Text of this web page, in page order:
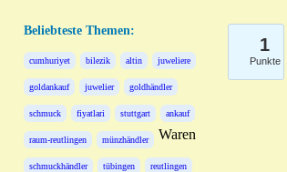
Beliebteste Themen:
cumhuriyet bilezik altin juweliere
goldankauf juwelier goldhändler
schmuck fiyatlari stuttgart ankauf
raum-reutlingen münzhändler
schmuckhändler tübingen reutlingen
Waren
1
Punkte